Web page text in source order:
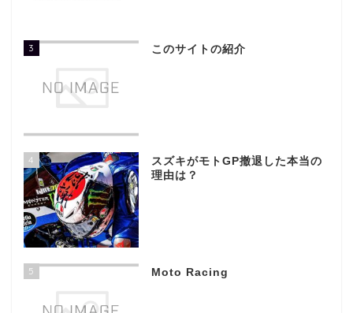
3 このサイトの紹介
4
スズキがモトGP撤退した本当の
理由は？
5 Moto Racing